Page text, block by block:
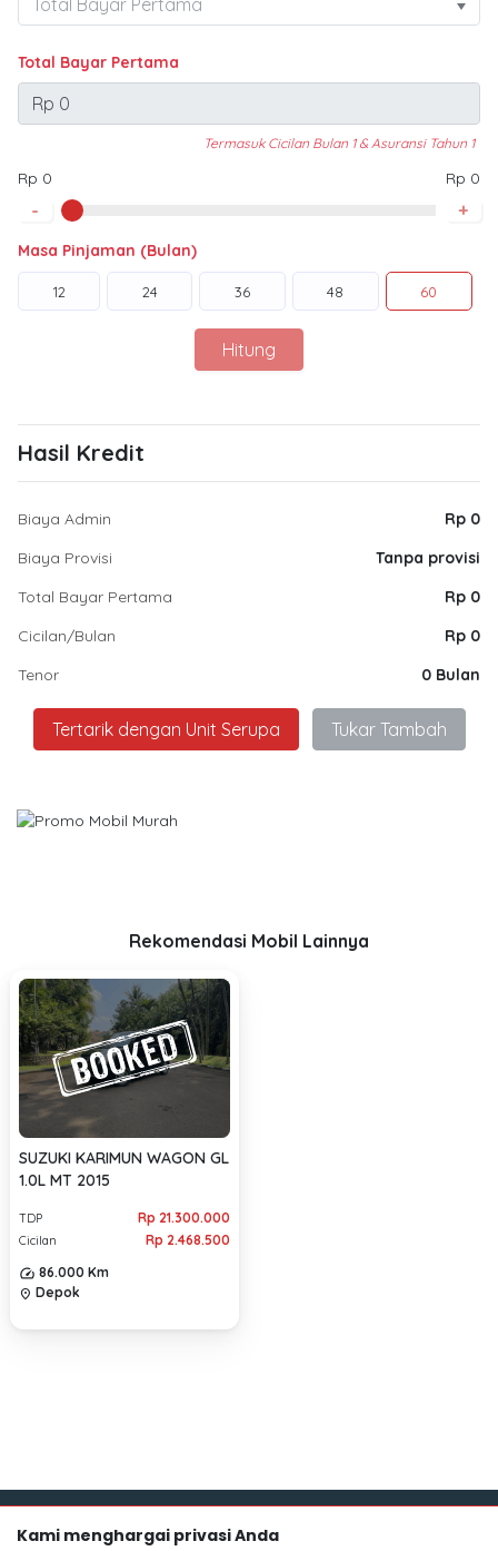
Total Bayar Pertama
Termasuk Cicilan Bulan 1 & Asuransi Tahun 1
Rp 0 Rp 0
- +
Masa Pinjaman (Bulan)
12 24 36 48 60
Hitung
Hasil Kredit
Biaya Admin
Rp 0
Biaya Provisi
Tanpa provisi
Total Bayar Pertama
Rp 0
Cicilan/Bulan
Rp 0
Tenor
0 Bulan
Tertarik dengan Unit Serupa Tukar Tambah
Rekomendasi Mobil Lainnya
SUZUKI KARIMUN WAGON GL
1.0L MT 2015
TDP Rp 21.300.000
Cicilan
Rp 2.468.500
86.000 Km
location_on Depok
Kami menghargai privasi Anda